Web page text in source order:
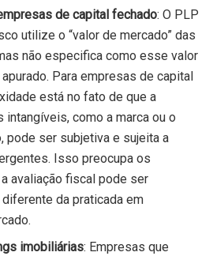
de capital fechado: O PLP
utilize o “valor de mercado” das
não especifica como esse valor
Para empresas de capital
está no fato de que a
intangíveis, como a marca ou o
pode ser subjetiva e sujeita a
Isso preocupa os
avaliação fiscal pode ser
da praticada em
imobiliárias: Empresas que